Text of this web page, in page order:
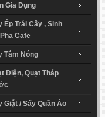
Gia Dụng
Ép Trái Cây , Sinh
Cafe
Tắm Nóng
Điện, Quạt Tháp
Giặt / Sấy Quần Áo